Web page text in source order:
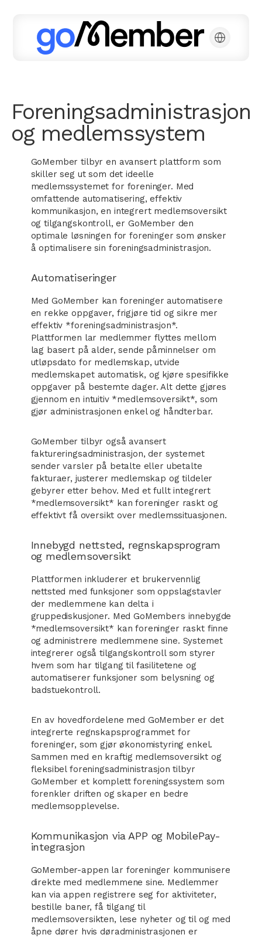
Foreningsadministrasjon
og medlemssystem
GoMember tilbyr en avansert plattform som
skiller seg ut som det ideelle
medlemssystemet for foreninger. Med
omfattende automatisering, effektiv
kommunikasjon, en integrert medlemsoversikt
og tilgangskontroll, er GoMember den
optimale løsningen for foreninger som ønsker
å optimalisere sin foreningsadministrasjon.
Automatiseringer
Med GoMember kan foreninger automatisere
en rekke oppgaver, frigjøre tid og sikre mer
effektiv *foreningsadministrasjon*.
Plattformen lar medlemmer flyttes mellom
lag basert på alder, sende påminnelser om
utløpsdato for medlemskap, utvide
medlemskapet automatisk, og kjøre spesifikke
oppgaver på bestemte dager. Alt dette gjøres
gjennom en intuitiv *medlemsoversikt*, som
gjør administrasjonen enkel og håndterbar.
GoMember tilbyr også avansert
faktureringsadministrasjon, der systemet
sender varsler på betalte eller ubetalte
fakturaer, justerer medlemskap og tildeler
gebyrer etter behov. Med et fullt integrert
*medlemsoversikt* kan foreninger raskt og
effektivt få oversikt over medlemssituasjonen.
Innebygd nettsted, regnskapsprogram
og medlemsoversikt
Plattformen inkluderer et brukervennlig
nettsted med funksjoner som oppslagstavler
der medlemmene kan delta i
gruppediskusjoner. Med GoMembers innebygde
*medlemsoversikt* kan foreninger raskt finne
og administrere medlemmene sine. Systemet
integrerer også tilgangskontroll som styrer
hvem som har tilgang til fasilitetene og
automatiserer funksjoner som belysning og
badstuekontroll.
En av hovedfordelene med GoMember er det
integrerte regnskapsprogrammet for
foreninger, som gjør økonomistyring enkel.
Sammen med en kraftig medlemsoversikt og
fleksibel foreningsadministrasjon tilbyr
GoMember et komplett foreningssystem som
forenkler driften og skaper en bedre
medlemsopplevelse.
Kommunikasjon via APP og MobilePay-
integrasjon
GoMember-appen lar foreninger kommunisere
direkte med medlemmene sine. Medlemmer
kan via appen registrere seg for aktiviteter,
bestille baner, få tilgang til
medlemsoversikten, lese nyheter og til og med
åpne dører hvis døradministrasjonen er